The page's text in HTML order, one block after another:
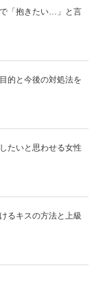
で「抱きたい…」と言
的と今後の対処法を
たいと思わせる女性
るキスの方法と上級